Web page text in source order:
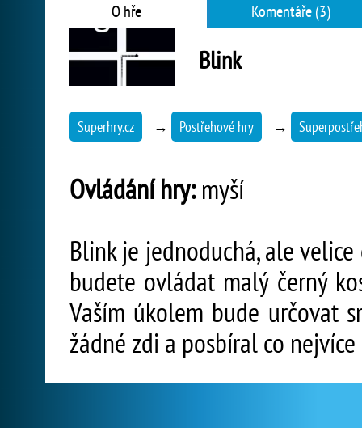
O hře Komentáře (3)
Blink
Superhry.cz → Postřehové hry →
Ovládání hry:myší
Blink je jednoduchá, ale
budete ovládat malý černý
Vaším úkolem bude určovat
žádné zdi a posbíral co